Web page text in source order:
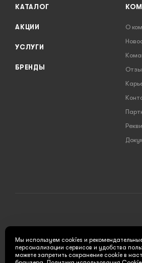
КАТАЛОГ
АКЦИИ
УСЛУГИ
БРЕНДЫ
О
Мы используем cookies и
персонализации сервисов и удобства
можете запретить сохранение cookie в